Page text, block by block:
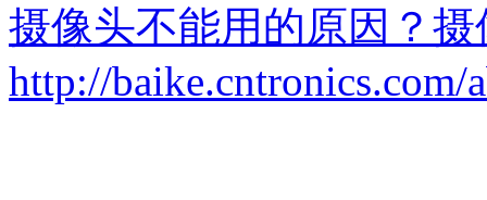
摄像头不能用的原因？
http://baike.cntronics.com/